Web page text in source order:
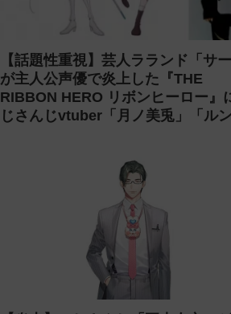
【話題性重視】芸人ラランド「サー
が主人公声優で炎上した『THE
RIBBON HERO リボンヒーロー』
じさんじvtuber「月ノ美兎」「ル